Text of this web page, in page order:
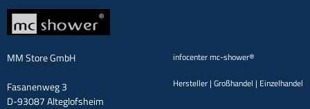
MM Store GmbH
Fasanenweg 3
D-93087 Alteglofsheim
infocenter mc-shower®
Hersteller | Großhandel | Einzelhandel